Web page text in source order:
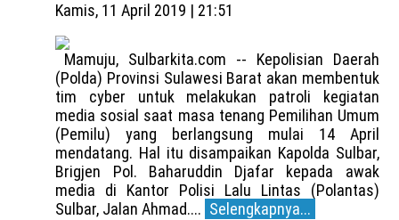
Kamis, 11 April 2019 | 21:51
Mamuju, Sulbarkita.com -- Kepolisian Daerah
(Polda) Provinsi Sulawesi Barat akan membentuk
tim cyber untuk melakukan patroli kegiatan
media sosial saat masa tenang Pemilihan Umum
(Pemilu) yang berlangsung mulai 14 April
mendatang. Hal itu disampaikan Kapolda Sulbar,
Brigjen Pol. Baharuddin Djafar kepada awak
media di Kantor Polisi Lalu Lintas (Polantas)
Sulbar, Jalan Ahmad.... Selengkapnya...